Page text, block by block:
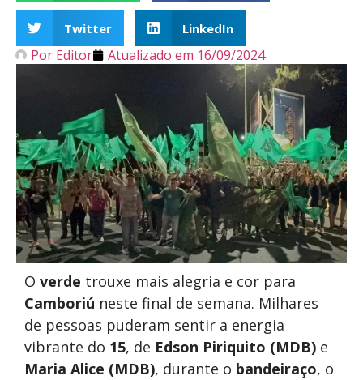
Twitter LinkedIn
Por Editor Atualizado em 16/09/2024
O verde trouxe mais alegria e cor para
Camboriú neste final de semana. Milhares
de pessoas puderam sentir a energia
vibrante do 15, de Edson Piriquito (MDB) e
Maria Alice (MDB), durante o bandeiraço, o